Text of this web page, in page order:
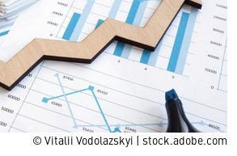
© Vitalii Vodolazskyi | stock.adobe.com